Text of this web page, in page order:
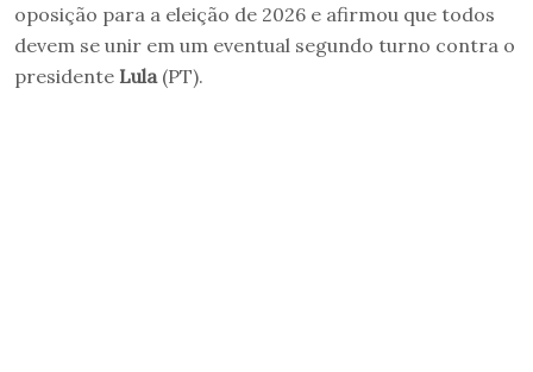
oposição para a eleição de 2026 e afirmou que todos
devem se unir em um eventual segundo turno contra o
presidente Lula (PT).